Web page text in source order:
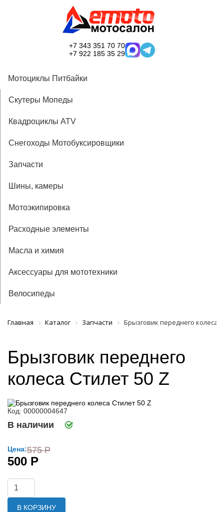
+7 343 351 70 70
+7 922 185 35 29
Мотоциклы Питбайки
Скутеры Мопеды
Квадроциклы ATV
Снегоходы Мотобуксировщики
Запчасти
Шины, камеры
Мотоэкипировка
Расходные элементы
Масла и химия
Аксессуары для мототехники
Велосипеды
Главная Каталог Запчасти Брызговик переднего колеса
Брызговик переднего
колеса Стилет 50 Z
Код: 00000004647
В наличии
Цена:575 Р
500 Р
В КОРЗИНУ